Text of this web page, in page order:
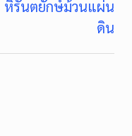
หิรันตยักษ์ม้วนแผ่น
ดิน